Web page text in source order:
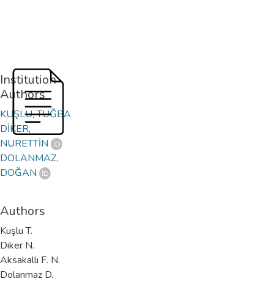
Institution
Authors
KUŞLU, TUĞBA
DİKER,
NURETTİN
DOLANMAZ,
DOĞAN
Authors
Kuşlu T.
Diker N.
Aksakallı F. N.
Dolanmaz D.